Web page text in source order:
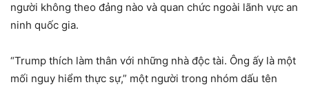
người không theo đảng nào và quan chức ngoài lãnh vực an
ninh quốc gia.
“Trump thích làm thân với những nhà độc tài. Ông ấy là một
mối nguy hiểm thực sự,” một người trong nhóm dấu tên